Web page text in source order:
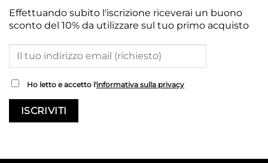
Effettuando subito l'iscrizione riceverai un buono
sconto del 10% da utilizzare sul tuo primo acquisto
Ho letto e accetto l'informativa sulla privacy